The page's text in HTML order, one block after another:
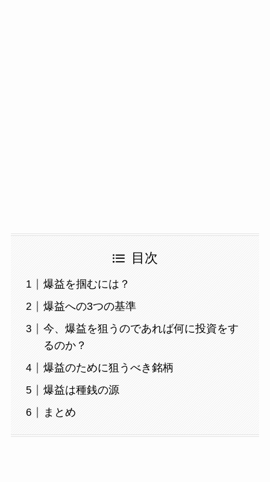
目次
爆益を掴むには？
爆益への3つの基準
今、爆益を狙うのであれば何に投資をす
るのか？
爆益のために狙うべき銘柄
爆益は種銭の源
まとめ